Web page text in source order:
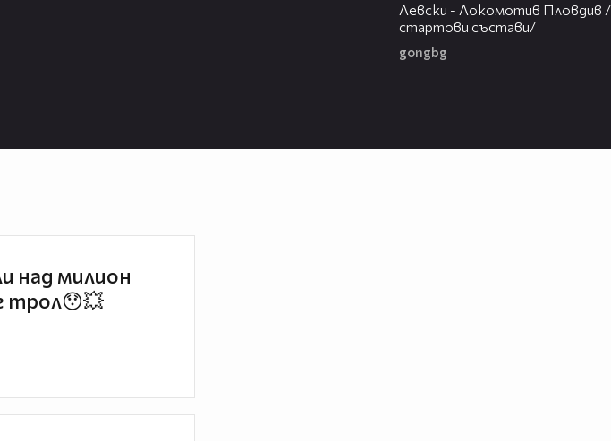
Левски - Локомотив Пловдив /
стартови състави/
gongbg
над милион
трол😯💥